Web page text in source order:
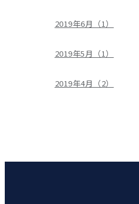
2019年6月（1）
2019年5月（1）
2019年4月（2）